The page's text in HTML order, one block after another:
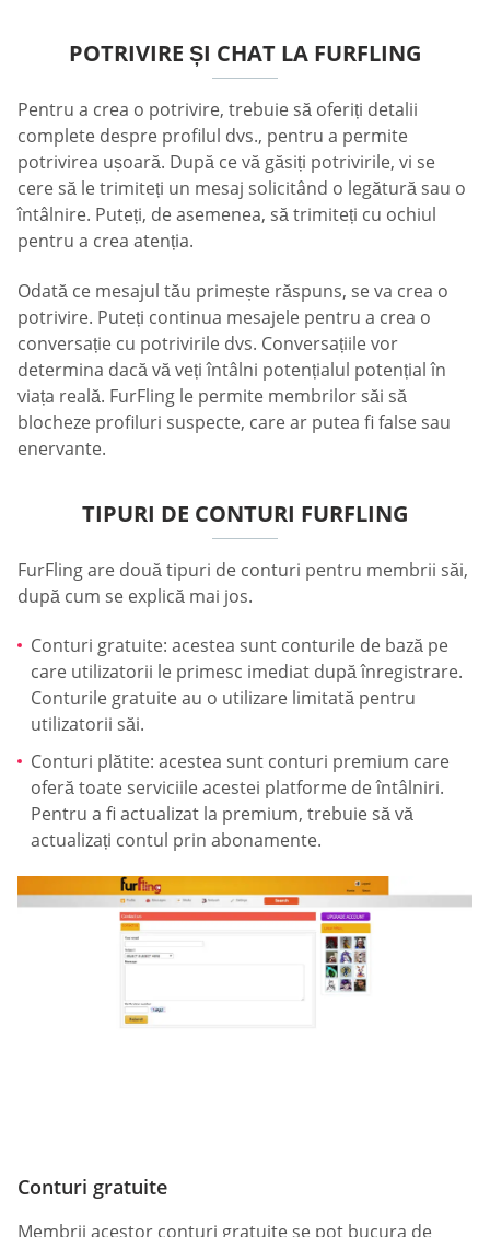
POTRIVIRE ȘI CHAT LA FURFLING
Pentru a crea o potrivire, trebuie să oferiți detalii
complete despre profilul dvs., pentru a permite
potrivirea ușoară. După ce vă găsiți potrivirile, vi se
cere să le trimiteți un mesaj solicitând o legătură sau o
întâlnire. Puteți, de asemenea, să trimiteți cu ochiul
pentru a crea atenția.
Odată ce mesajul tău primește răspuns, se va crea o
potrivire. Puteți continua mesajele pentru a crea o
conversație cu potrivirile dvs. Conversațiile vor
determina dacă vă veți întâlni potențialul potențial în
viața reală. FurFling le permite membrilor săi să
blocheze profiluri suspecte, care ar putea fi false sau
enervante.
TIPURI DE CONTURI FURFLING
FurFling are două tipuri de conturi pentru membrii săi,
după cum se explică mai jos.
Conturi gratuite: acestea sunt conturile de bază pe
care utilizatorii le primesc imediat după înregistrare.
Conturile gratuite au o utilizare limitată pentru
utilizatorii săi.
Conturi plătite: acestea sunt conturi premium care
oferă toate serviciile acestei platforme de întâlniri.
Pentru a fi actualizat la premium, trebuie să vă
actualizați contul prin abonamente.
Conturi gratuite
Membrii acestor conturi gratuite se pot bucura de